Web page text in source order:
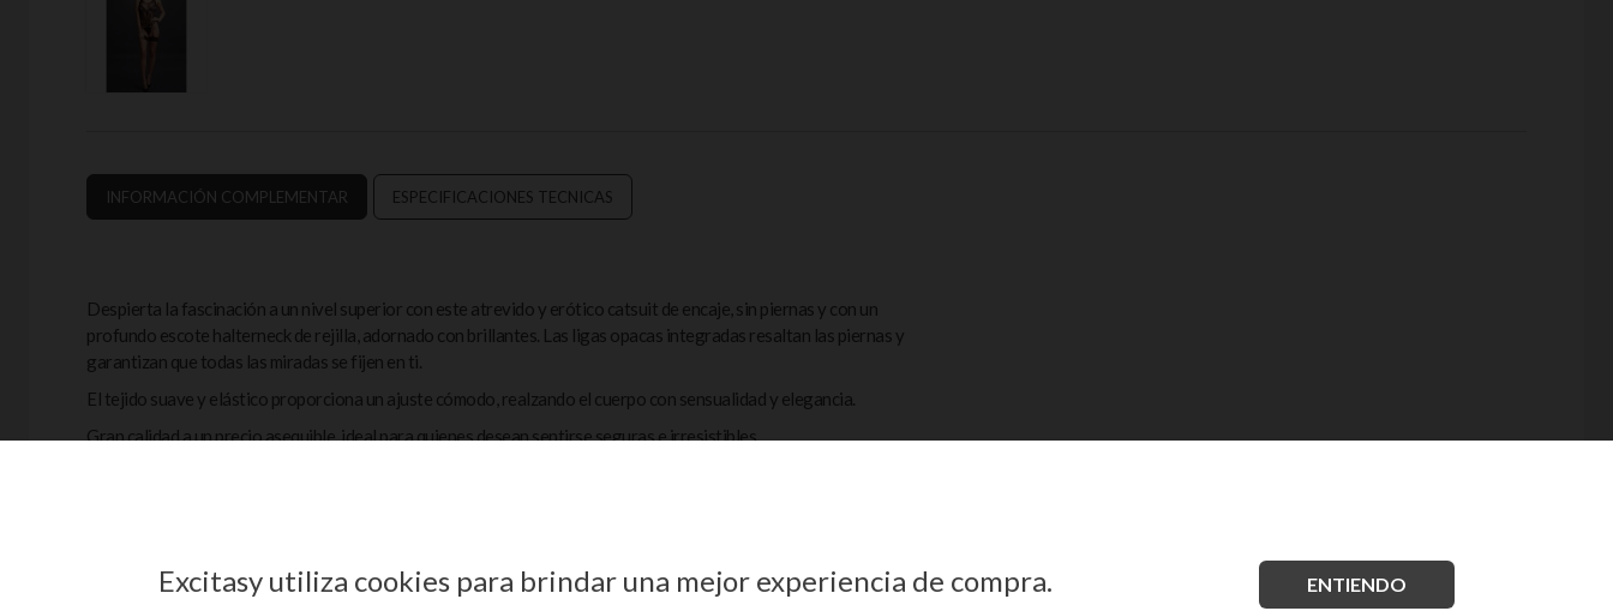
INFORMACIÓN COMPLEMENTAR ESPECIFICACIONES TECNICAS
Despierta la fascinación a un nivel superior con este atrevido y erótico catsuit de encaje, sin piernas y con un
profundo escote halterneck de rejilla, adornado con brillantes. Las ligas opacas integradas resaltan las piernas y
garantizan que todas las miradas se fijen en ti.
El tejido suave y elástico proporciona un ajuste cómodo, realzando el cuerpo con sensualidad y elegancia.
Gran calidad a un precio asequible, ideal para quienes desean sentirse seguras e irresistibles.
Excitasy utiliza cookies para brindar una mejor experiencia de compra.
ENTIENDO